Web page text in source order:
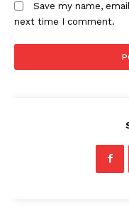
Save my name,
next time I comment.